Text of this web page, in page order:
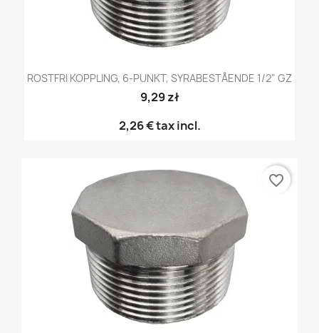
ROSTFRI KOPPLING, 6-PUNKT, SYRABESTÅENDE 1/2" GZ
9,29 zł
2,26 €tax incl.
favorite_border